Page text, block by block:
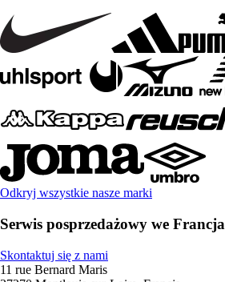
Odkryj wszystkie nasze marki
Serwis posprzedażowy we Francja
Skontaktuj się z nami
11 rue Bernard Maris